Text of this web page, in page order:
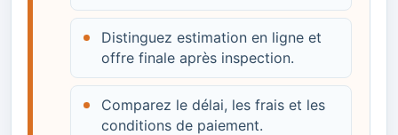
Distinguez estimation en ligne et
offre finale après inspection.
Comparez le délai, les frais et les
conditions de paiement.